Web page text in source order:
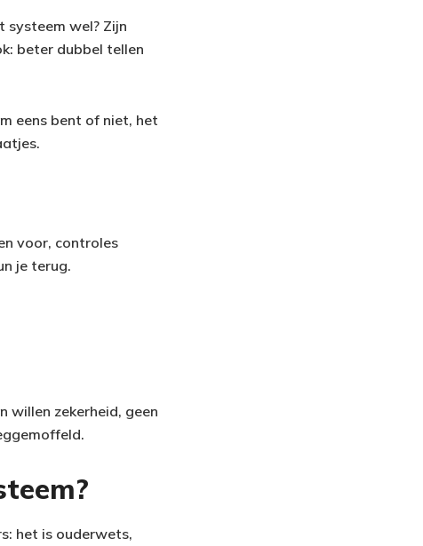
systeem wel? Zijn
beter dubbel tellen
eens bent of niet, het
voor, controles
je terug.
willen zekerheid, geen
het is ouderwets,